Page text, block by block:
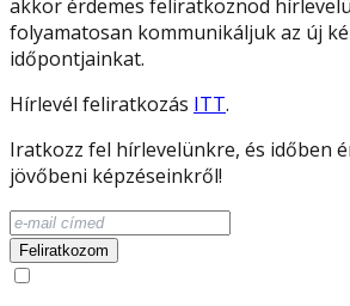
akkor érdemes feliratkoznod
folyamatosan kommunikáljuk az új
időpontjainkat.
Hírlevél feliratkozás ITT.
Iratkozz fel hírlevelünkre, és időben
jövőbeni képzéseinkről!
Feliratkozom